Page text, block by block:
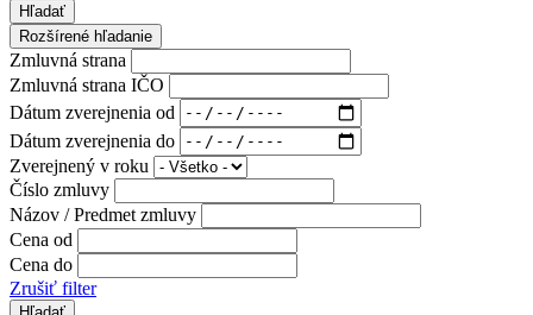
Hľadať
Rozšírené hľadanie
Zmluvná strana
Zmluvná strana IČO
Dátum zverejnenia od
Dátum zverejnenia do
Zverejnený v roku
Číslo zmluvy
Názov / Predmet zmluvy
Cena od
Cena do
Zrušiť filter